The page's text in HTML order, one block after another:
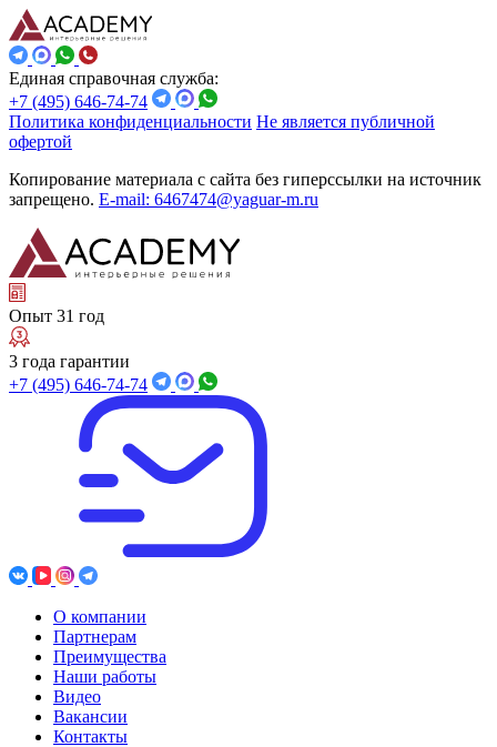
Единая справочная служба:
+7 (495) 646-74-74
Политика конфиденциальности Не является публичной
офертой
Копирование материала с сайта без гиперссылки на источник
запрещено. E-mail: 6467474@yaguar-m.ru
Опыт 31 год
3 года гарантии
+7 (495) 646-74-74
О компании
Партнерам
Преимущества
Наши работы
Видео
Вакансии
Контакты